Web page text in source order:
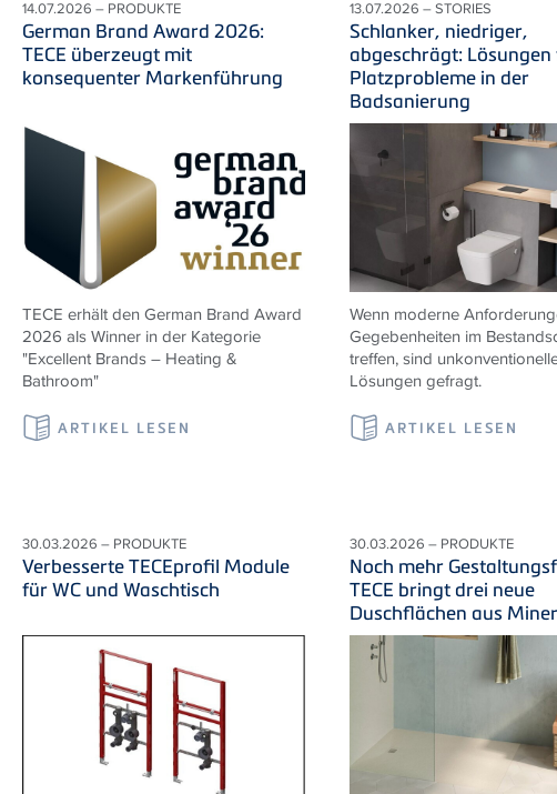
14.07.2026 – PRODUKTE
German Brand Award 2026:
TECE überzeugt mit
konsequenter Markenführung
TECE erhält den German Brand Award
2026 als Winner in der Kategorie
"Excellent Brands – Heating &
Bathroom"
ARTIKEL LESEN
13.07.2026 – STORIES
Schlanker, niedriger,
abgeschrägt:
Platzprobleme in der
Badsanierung
Wenn moderne
Gegebenheiten im
treffen, sind
Lösungen gefragt.
ARTIKEL LESEN
30.03.2026 – PRODUKTE
Verbesserte TECEprofil Module
für WC und Waschtisch
30.03.2026 – PRODUKTE
Noch mehr
TECE bringt drei neue
Duschflächen aus